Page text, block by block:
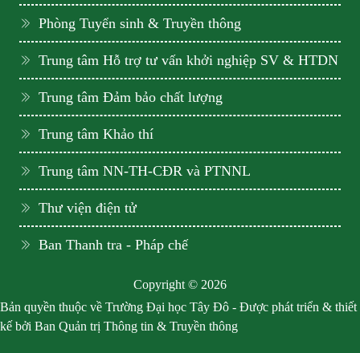
Phòng Tuyển sinh & Truyền thông
Trung tâm Hỗ trợ tư vấn khởi nghiệp SV & HTDN
Trung tâm Đảm bảo chất lượng
Trung tâm Khảo thí
Trung tâm NN-TH-CĐR và PTNNL
Thư viện điện tử
Ban Thanh tra - Pháp chế
Copyright © 2026
Bản quyền thuộc về Trường Đại học Tây Đô - Được phát triển & thiết
kế bởi Ban Quản trị Thông tin & Truyền thông